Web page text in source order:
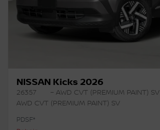
NISSAN Kicks 2026
26357
– AWD CVT (PREMIUM PAINT) SV
AWD CVT (PREMIUM PAINT) SV
PDSF*